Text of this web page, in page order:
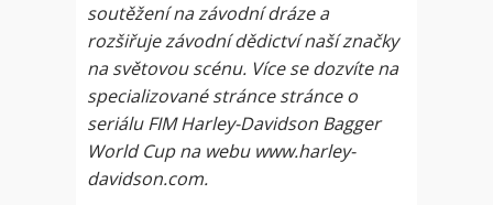
soutěžení na závodní dráze a
rozšiřuje závodní dědictví naší značky
na světovou scénu. Více se dozvíte na
specializované stránce stránce o
seriálu FIM Harley-Davidson Bagger
World Cup na webu www.harley-
davidson.com.